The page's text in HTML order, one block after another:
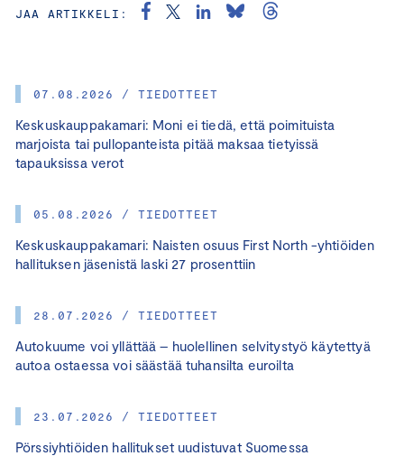
07.08.2026 / TIEDOTTEET
Keskuskauppakamari: Moni ei tiedä, että poimituista
marjoista tai pullopanteista pitää maksaa tietyissä
tapauksissa verot
05.08.2026 / TIEDOTTEET
Keskuskauppakamari: Naisten osuus First North -yhtiöiden
hallituksen jäsenistä laski 27 prosenttiin
28.07.2026 / TIEDOTTEET
Autokuume voi yllättää – huolellinen selvitystyö käytettyä
autoa ostaessa voi säästää tuhansilta euroilta
23.07.2026 / TIEDOTTEET
Pörssiyhtiöiden hallitukset uudistuvat Suomessa
JAA ARTIKKELI: